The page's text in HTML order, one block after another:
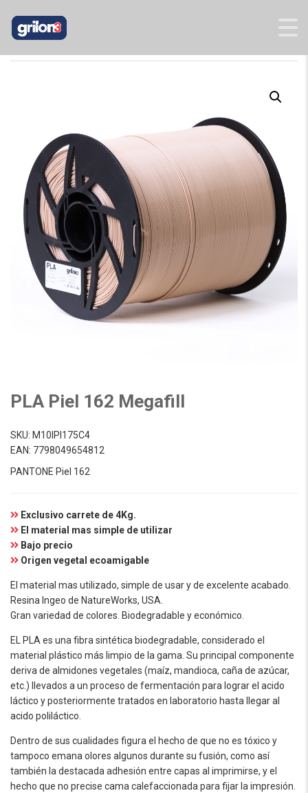
PLA Piel 162 Megafill
SKU: M10IPI175C4
EAN: 7798049654812
PANTONE Piel 162
Exclusivo carrete de 4Kg.
El material mas simple de utilizar
Bajo precio
Origen vegetal ecoamigable
El material mas utilizado, simple de usar y de excelente acabado.
Resina Ingeo de NatureWorks, USA.
Gran variedad de colores. Biodegradable y económico.
EL PLA es una fibra sintética biodegradable, considerado el
material plástico más limpio de la gama. Su principal componente
deriva de almidones vegetales (maíz, mandioca, caña de azúcar,
etc.) llevados a un proceso de fermentación para lograr el acido
láctico y posteriormente tratados en laboratorio hasta llegar al
acido poliláctico.
Dentro de sus cualidades figura el hecho de que no es tóxico y
tampoco emana olores algunos durante su fusión, como así
también la destacada adhesión entre capas al imprimirse, y el
hecho que no precise cama calefaccionada para fijar la impresión.